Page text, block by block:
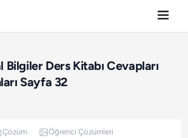
Bilgiler Ders Kitabı Cevapları
Sayfa 32
Çözüm Öğrenci Çözümleri